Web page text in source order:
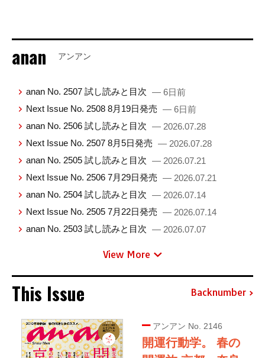
anan アンアン
anan No. 2507 試し読みと目次 — 6日前
Next Issue No. 2508 8月19日発売 — 6日前
anan No. 2506 試し読みと目次 — 2026.07.28
Next Issue No. 2507 8月5日発売 — 2026.07.28
anan No. 2505 試し読みと目次 — 2026.07.21
Next Issue No. 2506 7月29日発売 — 2026.07.21
anan No. 2504 試し読みと目次 — 2026.07.14
Next Issue No. 2505 7月22日発売 — 2026.07.14
anan No. 2503 試し読みと目次 — 2026.07.07
View More
This Issue Backnumber
アンアン No. 2146
開運行動学。 春の